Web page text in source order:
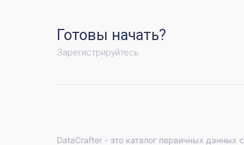
Готовы начать?
Зарегистрируйтесь
DataCrafter - это каталог первичных данных с